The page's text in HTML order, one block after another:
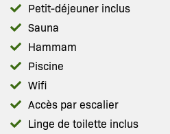
Petit-déjeuner inclus
Sauna
Hammam
Piscine
Wifi
Accès par escalier
Linge de toilette inclus